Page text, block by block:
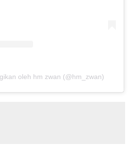
oleh hm zwan (@hm_zwan)